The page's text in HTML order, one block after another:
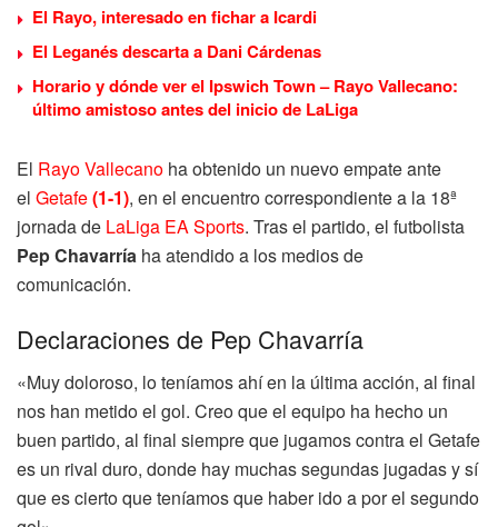
El Rayo, interesado en fichar a Icardi
El Leganés descarta a Dani Cárdenas
Horario y dónde ver el Ipswich Town – Rayo Vallecano:
último amistoso antes del inicio de LaLiga
El Rayo Vallecano ha obtenido un nuevo empate ante
el Getafe(1-1), en el encuentro correspondiente a la 18ª
jornada de LaLiga EA Sports. Tras el partido, el futbolista
Pep Chavarría ha atendido a los medios de
comunicación.
Declaraciones de Pep Chavarría
«Muy doloroso, lo teníamos ahí en la última acción, al final
nos han metido el gol. Creo que el equipo ha hecho un
buen partido, al final siempre que jugamoscontra el Getafe
es un rival duro, donde hay muchas segundas jugadas y sí
quees cierto que teníamos que haber ido a por el segundo